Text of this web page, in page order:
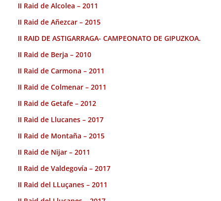
II Raid de Alcolea – 2011
II Raid de Añezcar – 2015
II RAID DE ASTIGARRAGA- CAMPEONATO DE GIPUZKOA.
II Raid de Berja – 2010
II Raid de Carmona – 2011
II Raid de Colmenar – 2011
II Raid de Getafe – 2012
II Raid de Llucanes – 2017
II Raid de Montaña – 2015
II Raid de Nijar – 2011
II Raid de Valdegovía – 2017
II Raid del LLuçanes – 2011